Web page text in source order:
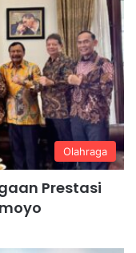
Olahraga
Prestasi